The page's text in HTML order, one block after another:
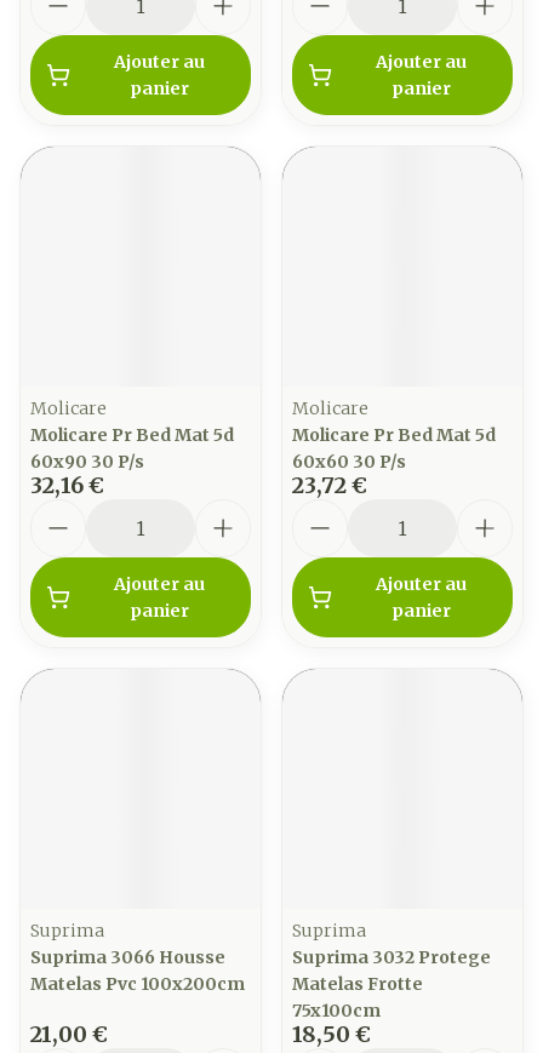
Ajouter au
panier
Ajouter au
panier
Molicare
Molicare Pr Bed Mat 5d
60x90 30 P/s
32,16 €
Ajouter au
panier
Molicare
Molicare Pr Bed Mat 5d
60x60 30 P/s
23,72 €
Ajouter au
panier
Suprima
Suprima 3066 Housse
Matelas Pvc 100x200cm
21,00 €
Suprima
Suprima 3032 Protege
Matelas Frotte
75x100cm
18,50 €